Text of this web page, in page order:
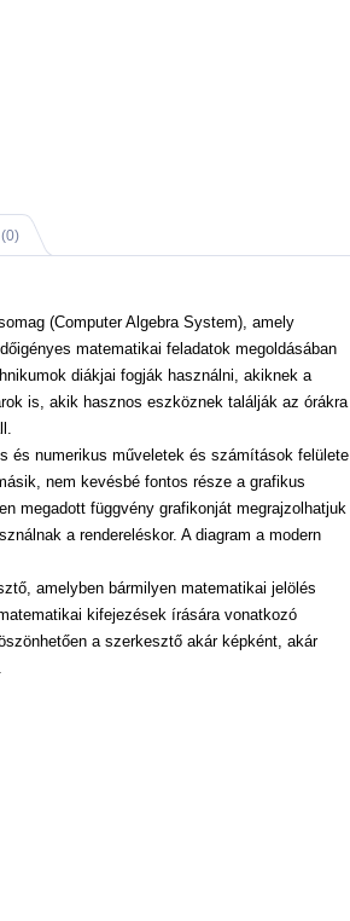
(Computer Algebra System), amely
matematikai feladatok megoldásában
diákjai fogják használni, akiknek a
is, akik hasznos eszköznek találják az órákra
és numerikus műveletek és számítások felülete
nem kevésbé fontos része a grafikus
megadott függvény grafikonját megrajzolhatjuk
a rendereléskor. A diagram a modern
amelyben bármilyen matematikai jelölés
kifejezések írására vonatkozó
a szerkesztő akár képként, akár